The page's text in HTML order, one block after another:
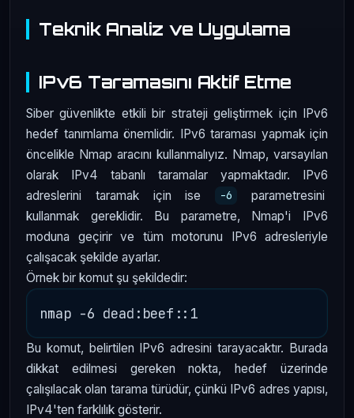
Teknik Analiz ve Uygulama
IPv6 Taramasını Aktif Etme
Siber güvenlikte etkili bir strateji geliştirmek için IPv6
hedef tanımlama önemlidir. IPv6 taraması yapmak için
öncelikle Nmap aracını kullanmalıyız. Nmap, varsayılan
olarak IPv4 tabanlı taramalar yapmaktadır. IPv6
adreslerini taramak için ise
-6
parametresini
kullanmak gereklidir. Bu parametre, Nmap'i IPv6
moduna geçirir ve tüm motorunu IPv6 adresleriyle
çalışacak şekilde ayarlar.
Örnek bir komut şu şekildedir:
Bu komut, belirtilen IPv6 adresini tarayacaktır. Burada
dikkat edilmesi gereken nokta, hedef üzerinde
çalışılacak olan tarama türüdür, çünkü IPv6 adres yapısı,
IPv4'ten farklılık gösterir.